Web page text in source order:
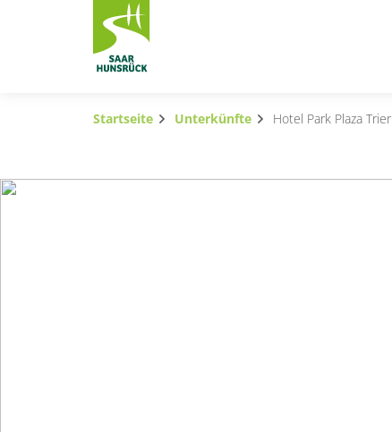
Zum Hauptinhalt springen
Subnavigation umschalten
Startseite Unterkünfte Hotel Park Plaza Trier